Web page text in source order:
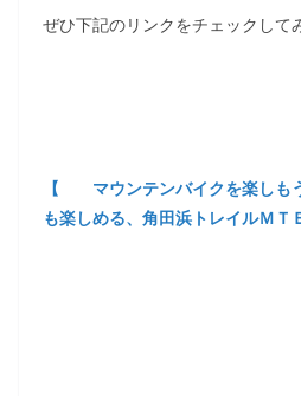
ぜひ下記のリンクをチェックして
【 マウンテンバイクを楽しも
も楽しめる、角田浜トレイルＭ